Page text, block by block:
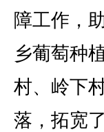
障工作，
乡葡萄种
村、岭下
落，拓宽